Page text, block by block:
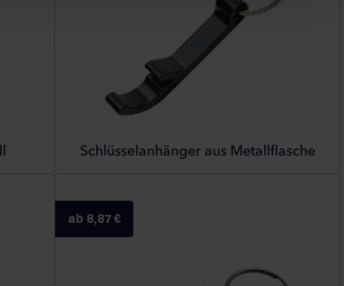
Schlüsselanhänger aus Metallflasche
ab 8,87 €